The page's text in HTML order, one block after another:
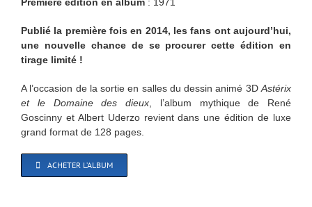
Publié la première fois en 2014, les fans ont aujourd’hui,
une nouvelle chance de se procurer cette édition en
tirage limité !
A l’occasion de la sortie en salles du dessin animé 3D Astérix
et le Domaine des dieux , l’album mythique de René
Goscinny et Albert Uderzo revient dans une édition de luxe
grand format de 128 pages.
ACHETER L’ALBUM